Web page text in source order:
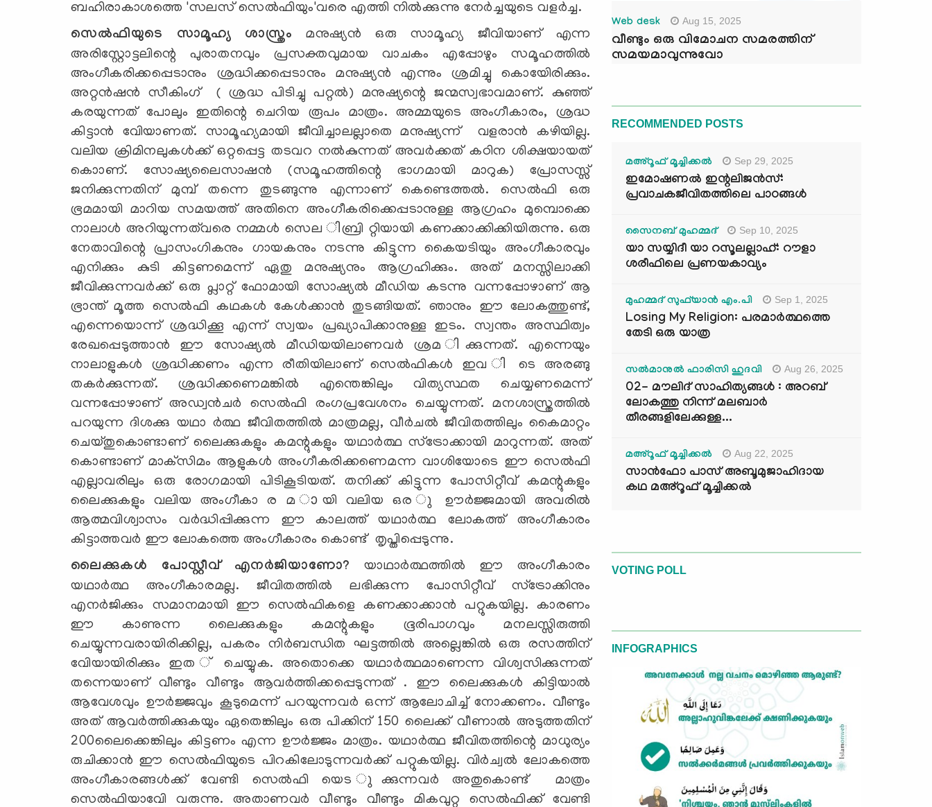
ബഹിരാകാശത്തെ 'സലസ് സെല്‍ഫിയും'വരെ എത്തി നില്‍ക്കുന്നു നേര്‍ച്ചയുടെ വളര്‍ച്ച.
സെല്‍ഫിയുടെ സാമൂഹ്യ ശാസ്ത്രം മനുഷ്യന്‍ ഒരു സാമൂഹ്യ ജീവിയാണ് എന്ന
അരിസ്റ്റോട്ടലിന്റെ പുരാതനവും പ്രസക്തവുമായ വാചകം എപ്പോഴും സമൂഹത്തില്‍
അംഗീകരിക്കപ്പെടാനും ശ്രദ്ധിക്കപ്പെടാനും മനുഷ്യന്‍ എന്നും ശ്രമിച്ചു കൊയേിരിക്കും.
അറ്റന്‍ഷന്‍ സീകിംഗ് ( ശ്രദ്ധ പിടിച്ചു പറ്റല്‍) മനുഷ്യന്റെ ജന്മസ്വഭാവമാണ്. കുഞ്ഞ്
കരയുന്നത് പോലും ഇതിന്റെ ചെറിയ രൂപം മാത്രം. അമ്മയുടെ അംഗീകാരം, ശ്രദ്ധ
കിട്ടാന്‍ വേിയാണത്. സാമൂഹ്യമായി ജീവിച്ചാലല്ലാതെ മനുഷ്യന്ന് വളരാന്‍ കഴിയില്ല.
വലിയ ക്രിമിനലുകള്‍ക്ക് ഒറ്റപ്പെട്ട തടവറ നല്‍കുന്നത് അവര്‍ക്കത് കഠിന ശിക്ഷയായത്
കൊാണ്. സോഷ്യലൈസാഷന്‍ (സമൂഹത്തിന്റെ ഭാഗമായി മാറുക) പ്രോസസ്സ്
ജനിക്കുന്നതിന് മുമ്പ് തന്നെ തുടങ്ങുന്നു എന്നാണ് കെണ്ടെത്തല്‍. സെല്‍ഫി ഒരു
ഭ്രമമായി മാറിയ സമയത്ത് അതിനെ അംഗീകരിക്കെപ്പടാനുള്ള ആഗ്രഹം മുമ്പൊക്കെ
നാലാള്‍ അറിയുന്നത്‌വരെ നമ്മള്‍ സെല ിബ്രി റ്റിയായി കണക്കാക്കിക്കിയിരുന്നു. ഒരു
നേതാവിന്റെ പ്രാസംഗികനും ഗായകനും നടന്നു കിട്ടുന്ന കൈയടിയും അംഗീകാരവും
എനിക്കും കുടി കിട്ടണമെന്ന് ഏതു മനുഷ്യനും ആഗ്രഹിക്കും. അത് മനസ്സിലാക്കി
ജീവിക്കുന്നവര്‍ക്ക് ഒരു പ്ലാറ്റ് ഫോമായി സോഷ്യല്‍ മീഡിയ കടന്നു വന്നപ്പോഴാണ് ആ
ഭ്രാന്ത് മൂത്ത സെല്‍ഫി കഥകള്‍ കേള്‍ക്കാന്‍ തുടങ്ങിയത്. ഞാനും ഈ ലോകത്തുണ്ട്,
എന്നെയൊന്ന് ശ്രദ്ധിക്കൂ എന്ന് സ്വയം പ്രഖ്യാപിക്കാനുള്ള ഇടം. സ്വന്തം അസ്ഥിത്വം
രേഖപ്പെടുത്താന്‍ ഈ സോഷ്യല്‍ മീഡിയയിലാണവര്‍ ശ്രമ ിക്കുന്നത്. എന്നെയും
നാലാളുകള്‍ ശ്രദ്ധിക്കണം എന്ന രീതിയിലാണ് സെല്‍ഫികള്‍ ഇവ ി ടെ അരങ്ങു
തകര്‍ക്കുന്നത്. ശ്രദ്ധിക്കണെമങ്കില്‍ എന്തെങ്കിലും വിത്യസ്ഥത ചെയ്യണമെന്ന്
വന്നപ്പോഴാണ് അഡ്വന്‍ചര്‍ സെല്‍ഫി രംഗപ്രവേശനം ചെയ്യുന്നത്. മനശാസ്ത്രത്തില്‍
പറയുന്ന ദിശക്കു യഥാ ര്‍ത്ഥ ജീവിതത്തില്‍ മാത്രമല്ല, വീര്‍ചല്‍ ജീവിതത്തിലും കൈമാറ്റം
ചെയ്തുകൊണ്ടാണ് ലൈക്കുകളും കമന്റുകളും യഥാര്‍ത്ഥ സ്‌ട്രോക്കായി മാറുന്നത്. അത്
കൊണ്ടാണ് മാക്‌സിമം ആളുകള്‍ അംഗീകരിക്കണെമന്ന വാശിയോടെ ഈ സെല്‍ഫി
എല്ലാവരിലും ഒരു രോഗമായി പിടികൂടിയത്. തനിക്ക് കിട്ടുന്ന പോസിറ്റീവ് കമന്റുകളും
ലൈക്കുകളും വലിയ അംഗീകാ ര മ ായി വലിയ ഒര ു ഊര്‍ജ്ജമായി അവരില്‍
ആത്മവിശ്വാസം വര്‍ദ്ധിപ്പിക്കുന്ന ഈ കാലത്ത് യഥാര്‍ത്ഥ ലോകത്ത് അംഗീകാരം
കിട്ടാത്തവര്‍ ഈ ലോകത്തെ അംഗീകാരം കൊണ്ട് തൃപ്തിപ്പെടുന്നു.
ലൈക്കുകള്‍ പോസ്റ്റീവ് എനര്‍ജിയാണോ? യാഥാര്‍ത്ഥത്തില്‍ ഈ അംഗീകാരം
യഥാര്‍ത്ഥ അംഗീകാരമല്ല. ജീവിതത്തില്‍ ലഭിക്കുന്ന പോസിറ്റീവ് സ്‌ട്രോക്കിനും
എനര്‍ജിക്കും സമാനമായി ഈ സെല്‍ഫികളെ കണക്കാക്കാന്‍ പറ്റുകയില്ല. കാരണം
ഈ കാണുന്ന ലൈക്കുകളും കമന്റുകളും ഭൂരിപാഗവും മനലസ്സിരുത്തി
ചെയ്യുന്നവരായിരിക്കില്ല, പകരം നിര്‍ബന്ധിത ഘട്ടത്തില്‍ അല്ലെങ്കില്‍ ഒരു രസത്തിന്
വേിയായിരിക്കും ഇത ് ചെയ്യുക. അതൊക്കെ യഥാര്‍ത്ഥമാണെന്ന വിശ്വസിക്കുന്നത്
തന്നെയാണ് വീണ്ടും വീണ്ടും ആവര്‍ത്തിക്കപ്പെടുന്നത് . ഈ ലൈക്കുകള്‍ കിട്ടിയാല്‍
ആവേശവും ഊര്‍ജ്ജവും കൂടുമെന്ന് പറയുന്നവര്‍ ഒന്ന് ആലോചിച്ച് നോക്കണം. വീണ്ടും
അത് ആവര്‍ത്തിക്കുകയും ഏതെങ്കിലും ഒരു പിക്കിന് 150 ലൈക്ക് വീണാല്‍ അടുത്തതിന്
200ലൈക്കെങ്കിലും കിട്ടണം എന്ന ഊര്‍ജ്ജം മാത്രം. യഥാര്‍ത്ഥ ജീവിതത്തിന്റെ മാധുര്യം
രുചിക്കാന്‍ ഈ സെല്‍ഫിയുടെ പിറകിലോടുന്നവര്‍ക്ക് പറ്റുകയില്ല. വിര്‍ച്വല്‍ ലോകത്തെ
അംഗീകാരങ്ങള്‍ക്ക് വേണ്ടി സെല്‍ഫി യെട ുക്കുന്നവര്‍ അതുകൊണ്ട് മാത്രം
സെല്‍ഫിയാവേി വരുന്നു. അതാണവര്‍ വീണ്ടും വീണ്ടും മികവുറ്റ സെല്‍ഫിക്ക് വേണ്ടി
Web desk Aug 15, 2025
വീണ്ടും ഒരു വിമോചന സമരത്തിന്
സമയമാവുന്നുവോ
RECOMMENDED POSTS
മഅ്റൂഫ് മൂച്ചിക്കല്‍ Sep 29, 2025
ഇമോഷണൽ ഇന്റലിജൻസ്:
പ്രവാചകജീവിതത്തിലെ പാഠങ്ങൾ
സൈനബ് മുഹമ്മദ് Sep 10, 2025
യാ സയ്യിദീ യാ റസൂലല്ലാഹ്: റൗളാ
ശരീഫിലെ പ്രണയകാവ്യം
മുഹമ്മദ് സുഫ്‌യാൻ എം.പി Sep 1, 2025
Losing My Religion: പരമാർത്ഥത്തെ
തേടി ഒരു യാത്ര
സൽമാനുൽ ഫാരിസി ഹുദവി Aug 26, 2025
02- മൗലിദ് സാഹിത്യങ്ങൾ : അറബ്
ലോകത്തു നിന്ന് മലബാർ
തീരങ്ങളിലേക്കുള്ള...
മഅ്റൂഫ് മൂച്ചിക്കല്‍ Aug 22, 2025
സാൻഫോ പാസ് അബൂമുജാഹിദായ
കഥ മഅ്റൂഫ് മൂച്ചിക്കല്‍
VOTING POLL
INFOGRAPHICS